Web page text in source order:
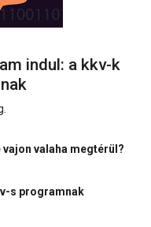
indul: a kkv-k
valaha megtérül?
s programnak